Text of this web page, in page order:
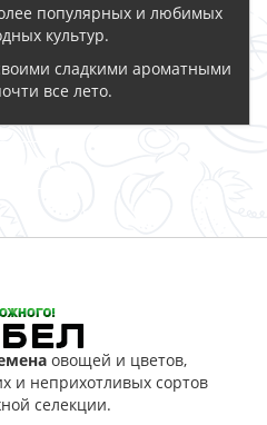
популярных и любимых
культур.
сладкими ароматными
все лето.
овощей и цветов,
и неприхотливых сортов
селекции.